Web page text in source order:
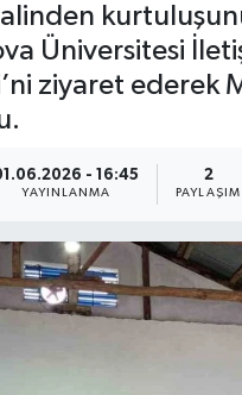
Üniversitesi
ziyaret
- 16:45
YAYINLANMA
2
PAYLAŞIM